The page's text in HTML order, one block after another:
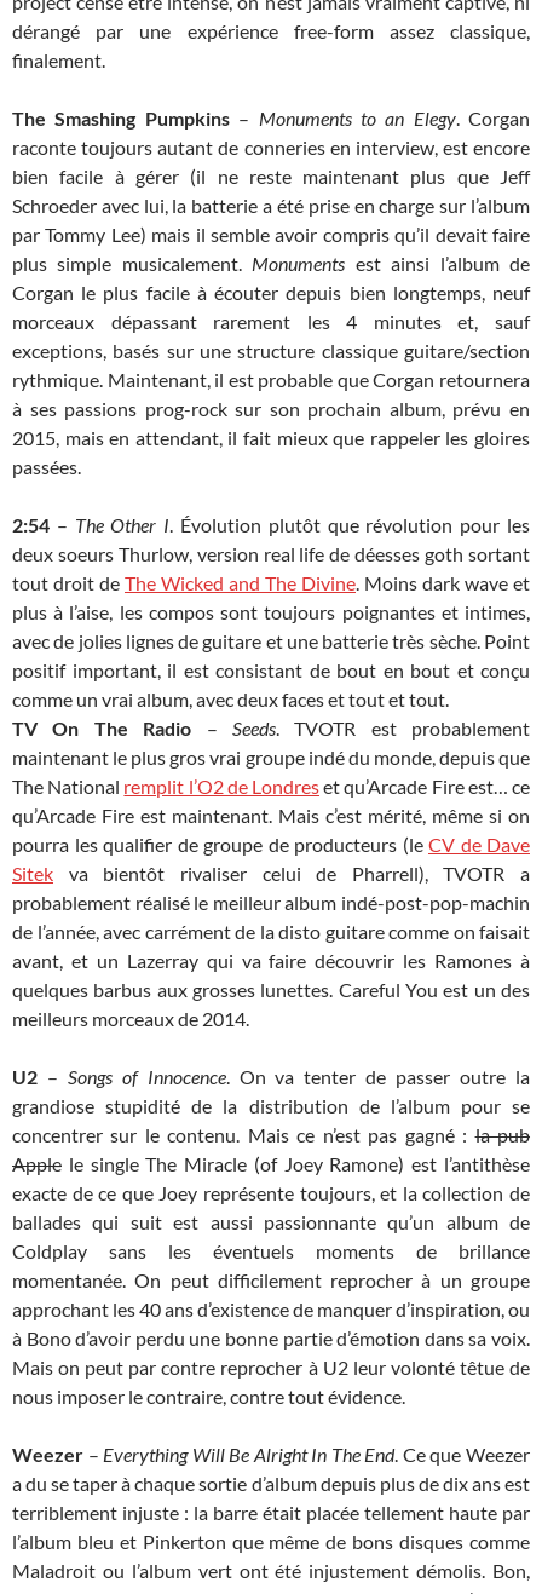
dérangé par une expérience free-form assez classique,
finalement.
The Smashing Pumpkins– Monuments to an Elegy. Corgan
raconte toujours autant de conneries en interview, est encore
bien facile à gérer (il ne reste maintenant plus que Jeff
Schroeder avec lui, la batterie a été prise en charge sur l’album
par Tommy Lee) mais il semble avoir compris qu’il devait faire
plus simple musicalement. Monuments est ainsi l’album de
Corgan le plus facile à écouter depuis bien longtemps, neuf
morceaux dépassant rarement les 4 minutes et, sauf
exceptions, basés sur une structure classique guitare/section
rythmique. Maintenant, il est probable que Corgan retournera
à ses passions prog-rock sur son prochain album, prévu en
2015, mais en attendant, il fait mieux que rappeler les gloires
passées.
2:54 – The Other I. Évolution plutôt que révolution pour les
deux soeurs Thurlow, version real life de déesses goth sortant
tout droit de The Wicked and The Divine. Moins dark wave et
plus à l’aise, les compos sont toujours poignantes et intimes,
avec de jolies lignes de guitare et une batterie très sèche. Point
positif important, il est consistant de bout en bout et conçu
comme un vrai album, avec deux faces et tout et tout.
TV On The Radio – Seeds. TVOTR est probablement
maintenant le plus gros vrai groupe indé du monde, depuis que
The National remplit l’O2 de Londreset qu’Arcade Fire est… ce
qu’Arcade Fire est maintenant. Mais c’est mérité, même si on
pourra les qualifier de groupe de producteurs (le CV de Dave
Sitek va bientôt rivaliser celui de Pharrell), TVOTR a
probablement réalisé le meilleur album indé-post-pop-machin
de l’année, avec carrément de la disto guitare comme on faisait
avant, et un Lazerray qui va faire découvrir les Ramones à
quelques barbus aux grosses lunettes. Careful You est un des
meilleurs morceaux de 2014.
U2 – Songs of Innocence. On va tenter de passer outre la
grandiose stupidité de la distribution de l’album pour se
concentrer sur le contenu. Mais ce n’est pas gagné :la pub
Apple le single The Miracle (of Joey Ramone) est l’antithèse
exacte de ce que Joey représente toujours, et la collection de
ballades qui suit est aussi passionnante qu’un album de
Coldplay sans les éventuels moments de brillance
momentanée. On peut difficilement reprocher à un groupe
approchant les 40 ans d’existence de manquer d’inspiration, ou
à Bono d’avoir perdu une bonne partie d’émotion dans sa voix.
Mais on peut par contre reprocher à U2 leur volonté têtue de
nous imposer le contraire, contre tout évidence.
Weezer – Everything Will Be Alright In The End. Ce que Weezer
a du se taper à chaque sortie d’album depuis plus de dix ans est
terriblement injuste : la barre était placée tellement haute par
l’album bleu et Pinkerton que même de bons disques comme
Maladroit ou l’album vert ont été injustement démolis. Bon,